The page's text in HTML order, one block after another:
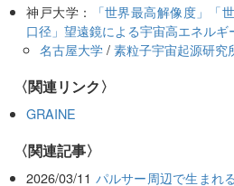
神戸大学：
「世界最高解像度」「
口径」望遠鏡による宇宙高エネル
名古屋大学/素粒子宇宙起源研究
〈関連リンク〉
GRAINE
関連記事
2026/03/11 パルサー周辺で生まれ